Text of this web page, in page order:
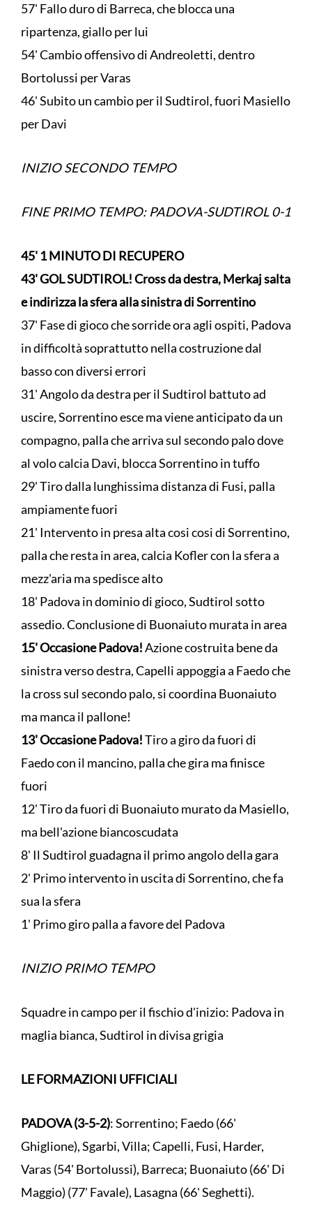
57' Fallo duro di Barreca, che blocca una
ripartenza, giallo per lui
54' Cambio offensivo di Andreoletti, dentro
Bortolussi per Varas
46' Subito un cambio per il Sudtirol, fuori Masiello
per Davi
INIZIO SECONDO TEMPO
FINE PRIMO TEMPO: PADOVA-SUDTIROL 0-1
45' 1 MINUTO DI RECUPERO
43' GOL SUDTIROL! Cross da destra, Merkaj salta
e indirizza la sfera alla sinistra di Sorrentino
37' Fase di gioco che sorride ora agli ospiti, Padova
in difficoltà soprattutto nella costruzione dal
basso con diversi errori
31' Angolo da destra per il Sudtirol battuto ad
uscire, Sorrentino esce ma viene anticipato da un
compagno, palla che arriva sul secondo palo dove
al volo calcia Davi, blocca Sorrentino in tuffo
29' Tiro dalla lunghissima distanza di Fusi, palla
ampiamente fuori
21' Intervento in presa alta cosi cosi di Sorrentino,
palla che resta in area, calcia Kofler con la sfera a
mezz'aria ma spedisce alto
18' Padova in dominio di gioco, Sudtirol sotto
assedio. Conclusione di Buonaiuto murata in area
15' Occasione Padova!Azione costruita bene da
sinistra verso destra, Capelli appoggia a Faedo che
la cross sul secondo palo, si coordina Buonaiuto
ma manca il pallone!
13' Occasione Padova!Tiro a giro da fuori di
Faedo con il mancino, palla che gira ma finisce
fuori
12' Tiro da fuori di Buonaiuto murato da Masiello,
ma bell'azione biancoscudata
8' Il Sudtirol guadagna il primo angolo della gara
2' Primo intervento in uscita di Sorrentino, che fa
sua la sfera
1' Primo giro palla a favore del Padova
INIZIO PRIMO TEMPO
Squadre in campo per il fischio d'inizio: Padova in
maglia bianca, Sudtirol in divisa grigia
LE FORMAZIONI UFFICIALI
PADOVA (3-5-2): Sorrentino; Faedo (66'
Ghiglione), Sgarbi, Villa; Capelli, Fusi, Harder,
Varas (54' Bortolussi), Barreca; Buonaiuto (66' Di
Maggio) (77' Favale), Lasagna (66' Seghetti).